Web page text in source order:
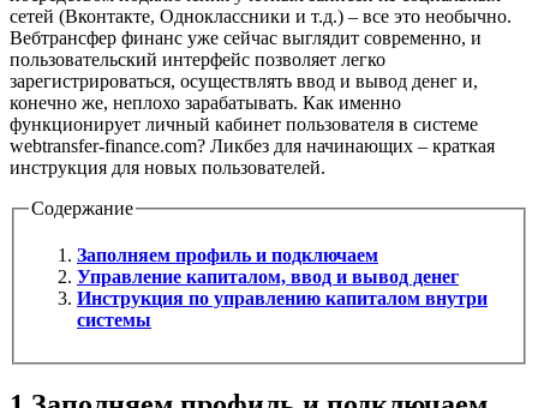
сетей (Вконтакте, Одноклассники и т.д.) – все это необычно.
Вебтрансфер финанс уже сейчас выглядит современно, и
пользовательский интерфейс позволяет легко
зарегистрироваться, осуществлять ввод и вывод денег и,
конечно же, неплохо зарабатывать. Как именно
функционирует личный кабинет пользователя в системе
webtransfer-finance.com? Ликбез для начинающих – краткая
инструкция для новых пользователей.
Содержание
Заполняем профиль и подключаем
Управление капиталом, ввод и вывод денег
Инструкция по управлению капиталом внутри
системы